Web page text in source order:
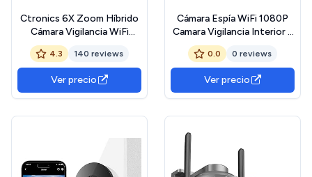
Ctronics 6X Zoom Híbrido
Cámara Vigilancia WiFi
Exterior con Auto-
Seguimiento-Zoom, IP
Cámara Vigilancia Domicilio
con Doble Lente
Detección Humana Visión
4.3 140 reviews
Ver precio
Cámara Espía WiFi 1080P
Camara Vigilancia Interior y
Exterior con Visión
Nocturna, Detección de
Movimiento, 2.4GHz, App
Móvil iOS/Android, para
Casa/Oficina/Coche, Sin
0.0 0 reviews
Ver precio